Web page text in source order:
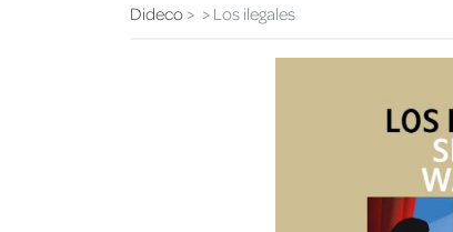
Dideco Los ilegales